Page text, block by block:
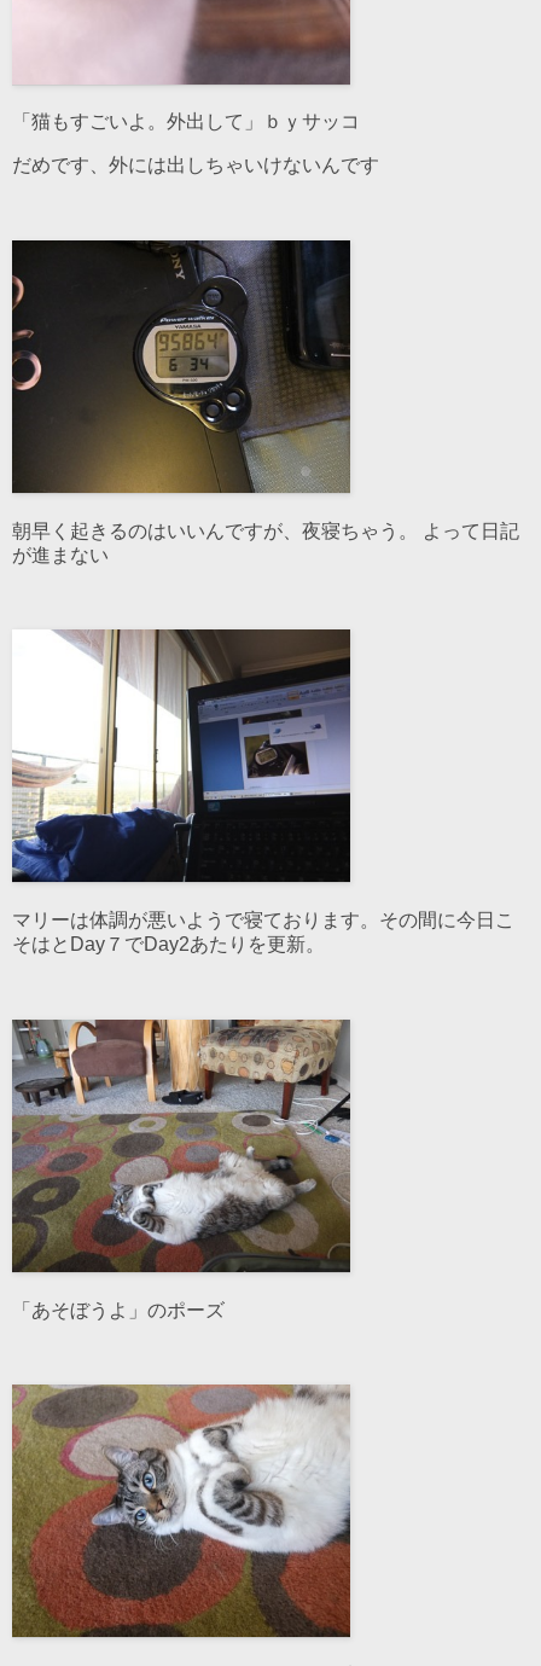
「猫もすごいよ。外出して」ｂｙサッコ
だめです、外には出しちゃいけないんです
朝早く起きるのはいいんですが、夜寝ちゃう。 よって日記
が進まない
マリーは体調が悪いようで寝ております。その間に今日こ
そはとDay７でDay2あたりを更新。
「あそぼうよ」のポーズ